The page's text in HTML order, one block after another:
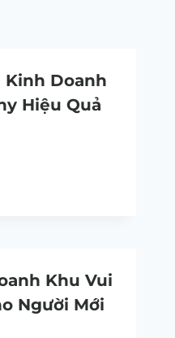
Kinh Doanh
Hiệu Quả
Khu Vui
Người Mới